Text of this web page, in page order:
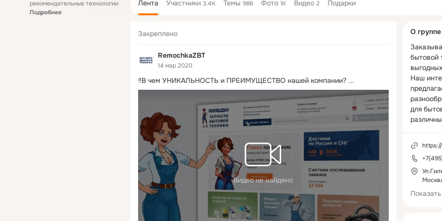
рекомендательные технологии
Подробнее
Лента Участники 3.4K Темы 986 Фото 1K Видео 2 Подарки
Закреплено
RemochkaZBT
14 мар 2020
‼В чем УНИКАЛЬНОСТЬ и ПРЕИМУЩЕСТВО нашей компании? ...
Видео не найдено
колонка
О группе
бытовой
Наш
для
выйти из